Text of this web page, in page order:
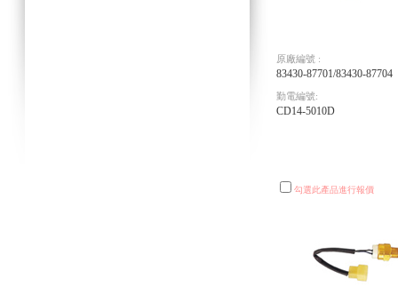
原廠編號 :
83430-87701/83430-87704
勤電編號:
CD14-5010D
勾選此產品進行報價